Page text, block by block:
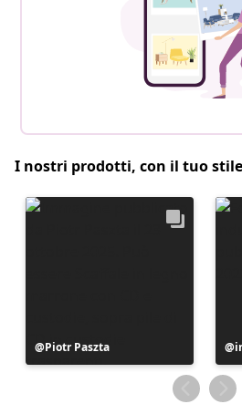
I nostri prodotti, con il tuo
Post
pubblicato
Piotr Paszta
da